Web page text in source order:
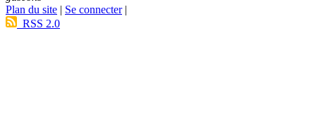
Plan du site | Se connecter|
RSS 2.0